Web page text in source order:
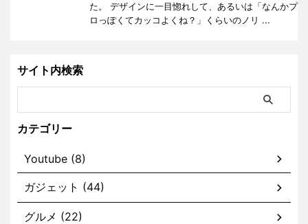
た。 デザインに一目惚れして、あるいは「なんかプ
ロっぽくてカッコよくね？」くらいのノリ ...
サイト内検索
カテゴリー
Youtube (8)
ガジェット (44)
グルメ (22)